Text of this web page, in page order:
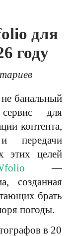
для
году
для
контента,
передачи
этих целей
—
созданная
брать
погоды.